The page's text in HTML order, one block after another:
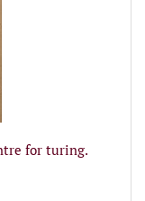
for turing.